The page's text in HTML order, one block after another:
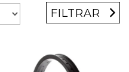
FILTRAR